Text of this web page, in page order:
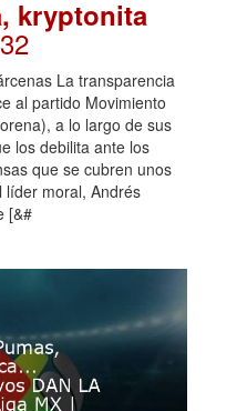
kryptonita
La transparencia
al partido Movimiento
a lo largo de sus
los debilita ante los
que se cubren unos
líder moral, Andrés
[&#